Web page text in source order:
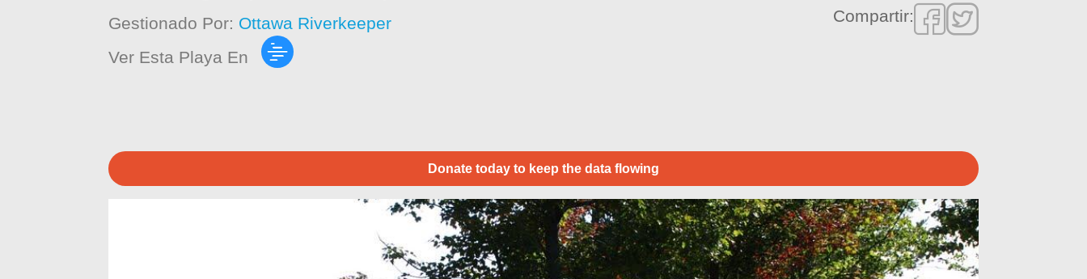
Gestionado Por: Ottawa Riverkeeper
Ver Esta Playa En
Compartir:
Donate today to keep the data flowing